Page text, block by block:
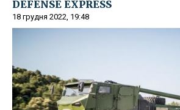
DEFENSE EXPRESS
18 грудня 2022, 19:48